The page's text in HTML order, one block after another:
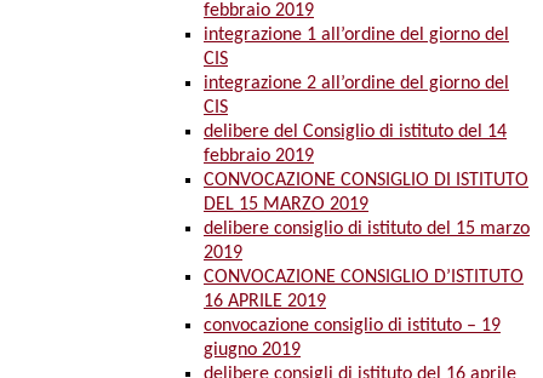
febbraio 2019
integrazione 1 all’ordine del giorno del
CIS
integrazione 2 all’ordine del giorno del
CIS
delibere del Consiglio di istituto del 14
febbraio 2019
CONVOCAZIONE CONSIGLIO DI ISTITUTO
DEL 15 MARZO 2019
delibere consiglio di istituto del 15 marzo
2019
CONVOCAZIONE CONSIGLIO D’ISTITUTO
16 APRILE 2019
convocazione consiglio di istituto – 19
giugno 2019